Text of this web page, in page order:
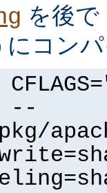
を後
にコン
--